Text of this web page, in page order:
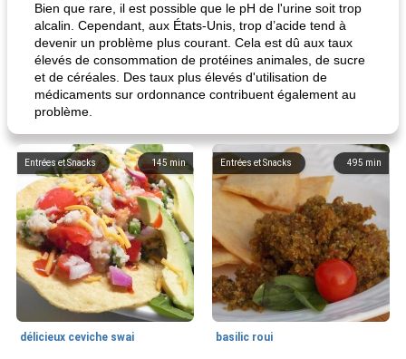
Bien que rare, il est possible que le pH de l'urine soit trop
alcalin. Cependant, aux États-Unis, trop d’acide tend à
devenir un problème plus courant. Cela est dû aux taux
élevés de consommation de protéines animales, de sucre
et de céréales. Des taux plus élevés d'utilisation de
médicaments sur ordonnance contribuent également au
problème.
145 min
Entrées et Snacks
délicieux ceviche swai
495 min
Entrées et Snacks
basilic roui